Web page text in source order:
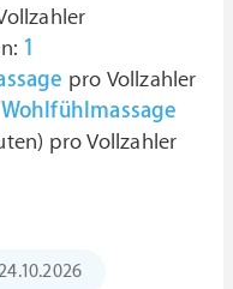
1
pro Vollzahler
Wohlfühlmassage
pro Vollzahler